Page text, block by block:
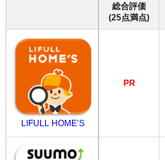
総合評価
(25点満点)
LIFULL HOME’S
PR